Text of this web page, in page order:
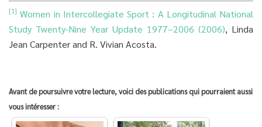
[1] Women in Intercollegiate Sport : A Longitudinal National
Study Twenty-Nine Year Update 1977–2006 (2006), Linda
Jean Carpenter and R. Vivian Acosta.
Avant de poursuivre votre lecture, voici des publications qui pourraient aussi
vous intéresser :